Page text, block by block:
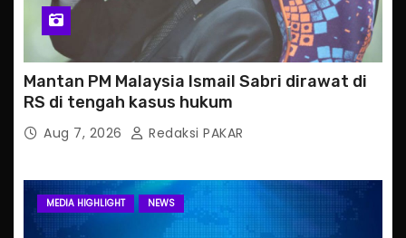
Mantan PM Malaysia Ismail Sabri dirawat di
RS di tengah kasus hukum
Aug 7, 2026 Redaksi PAKAR
MEDIA HIGHLIGHT NEWS